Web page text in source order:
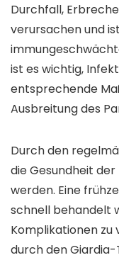
Durchfall,
verursachen und
ist es wichtig,
entsprechende
Ausbreitung des
Durch den
die Gesundheit
werden. Eine
schnell behandelt
Komplikationen zu
durch den